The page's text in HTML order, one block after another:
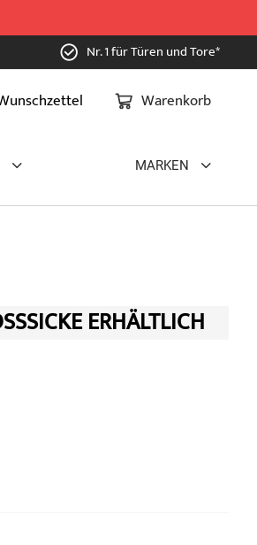
Nr. 1 für Türen und Tore*
Warenkorb
MARKEN
ERHÄLTLICH